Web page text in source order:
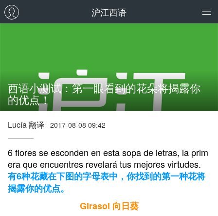
沪江西语
西语小测试：第一眼看到的花朵将揭露你
的优点！
Lucía 翻译 2017-08-08 09:42
6 flores se esconden en esta sopa de letras, la prim
era que encuentres revelará tus mejores virtudes.
有6种花藏在下图的字母表中，你找到的第一种花将
揭露你的优点。
Girasol 向日葵